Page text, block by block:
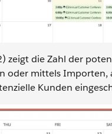
zeigt die Zahl der
oder mittels
Kunden